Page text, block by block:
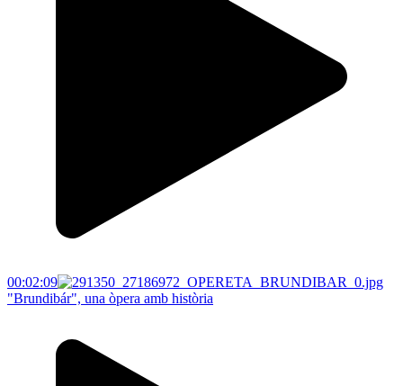
00:02:09
"Brundibár", una òpera amb història